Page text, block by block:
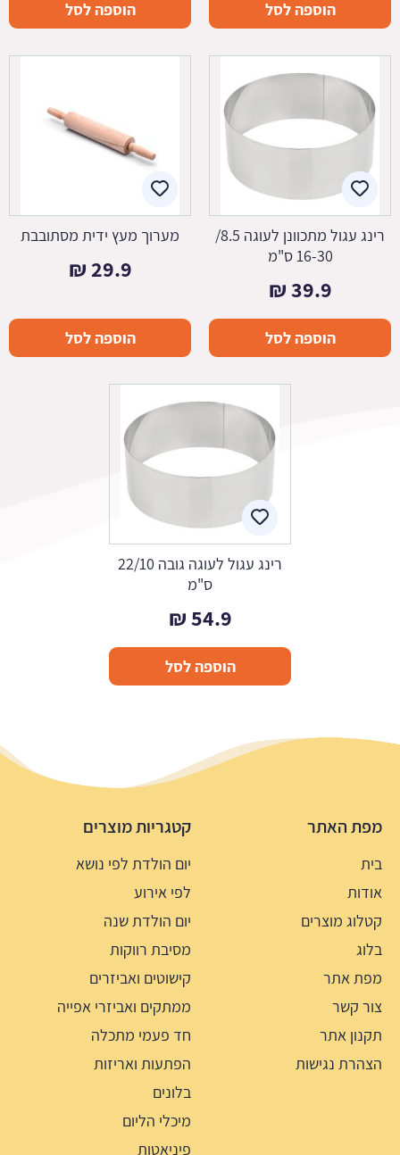
הוספה לסל הוספה לסל
רינג עגול מתכוונן לעוגה 8.5/
16-30 ס"מ
39.9
₪
הוספה לסל
מערוך מעץ ידית מסתובבת
29.9
₪
הוספה לסל
רינג עגול לעוגה גובה 22/10
ס"מ
54.9
₪
הוספה לסל
מפת האתר
בית
אודות
קטלוג מוצרים
בלוג
מפת אתר
צור קשר
תקנון אתר
הצהרת נגישות
קטגריות מוצרים
יום הולדת לפי נושא
לפי אירוע
יום הולדת שנה
מסיבת רווקות
קישוטים ואביזרים
ממתקים ואביזרי אפייה
חד פעמי מתכלה
הפתעות ואריזות
בלונים
מיכלי הליום
פיניאטות